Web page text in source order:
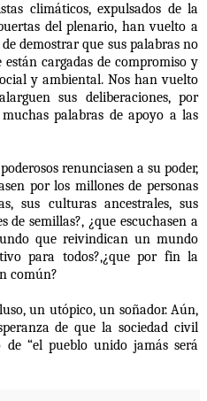
climáticos, expulsados de la
del plenario, han vuelto a
demostrar que sus palabras no
cargadas de compromiso y
y ambiental. Nos han vuelto
sus deliberaciones, por
palabras de apoyo a las
renunciasen a su poder,
por los millones de personas
sus culturas ancestrales, sus
de semillas?, ¿que escuchasen a
que reivindican un mundo
para todos?,¿que por fin la
común?
un utópico, un soñador. Aún,
de que la sociedad civil
“el pueblo unido jamás será